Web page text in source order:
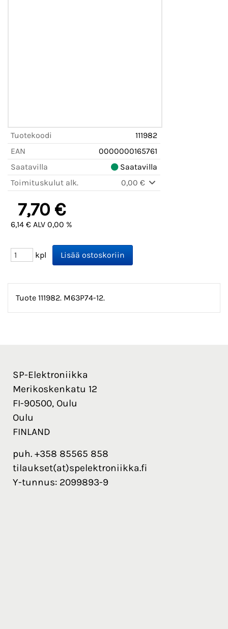
Tuotekoodi
111982
EAN
0000000165761
Saatavilla
Saatavilla
Toimituskulut alk.
0,00 €
7,70 €
6,14 € ALV 0,00 %
kpl
Tuote 111982. M63P74-12.
SP-Elektroniikka
Merikoskenkatu 12
FI-90500, Oulu
Oulu
FINLAND
puh. +358 85565 858
tilaukset(at)spelektroniikka.fi
Y-tunnus: 2099893-9